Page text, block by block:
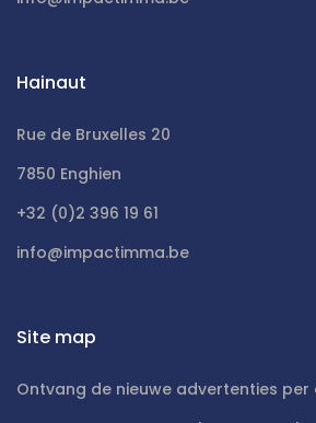
Hainaut
Rue de Bruxelles 20
7850 Enghien
+32 (0)2 396 19 61
info@impactimma.be
Site map
Ontvang de nieuwe advertenties per